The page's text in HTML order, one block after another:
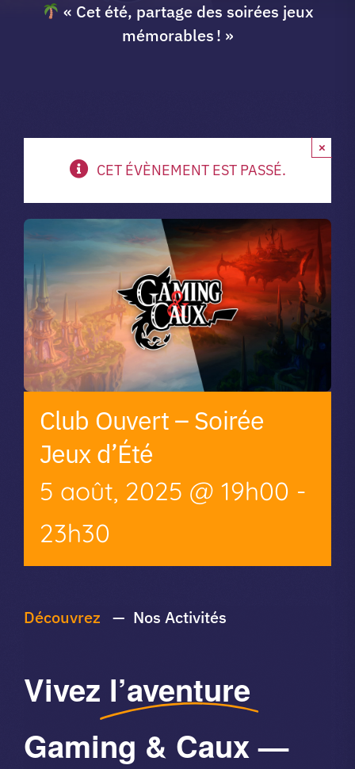
A propos du club
Vibe Game
« Cet été, partage des soirées jeux
mémorables ! »
CET ÉVÈNEMENT EST PASSÉ.
×
Club Ouvert – Soirée
Jeux d’Été
5 août, 2025 @ 19h00 -
23h30
Découvrez — Nos Activités
Vivez l’aventure
Gaming & Caux —